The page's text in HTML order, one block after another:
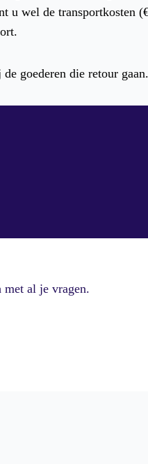
u wel de transportkosten
goederen die retour gaan.
met al je vragen.